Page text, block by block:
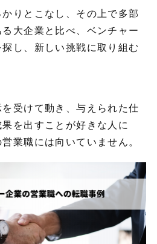
りとこなし、その上で多部
大企業と比べ、ベンチャー
し、新しい挑戦に取り組む
受けて動き、与えられた仕
を出すことが好きな人に
業職には向いていません。